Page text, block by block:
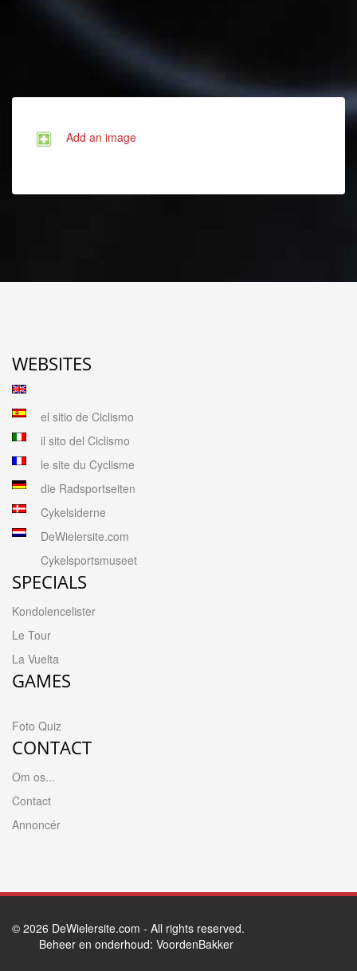
Add an image
WEBSITES
el sitio de Ciclismo
il sito del Ciclismo
le site du Cyclisme
die Radsportseiten
Cykelsiderne
DeWielersite.com
Cykelsportsmuseet
SPECIALS
Kondolencelister
Le Tour
La Vuelta
GAMES
Foto Quiz
CONTACT
Om os...
Contact
Annoncér
© 2026 DeWielersite.com - All rights reserved.
Beheer en onderhoud: VoordenBakker